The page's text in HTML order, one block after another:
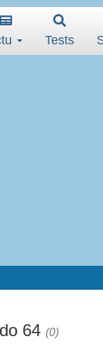
Tests
64 (0)